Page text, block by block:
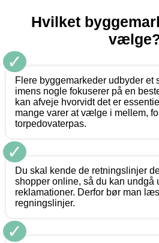
Hvilket
✓
Flere byggemarkeder udbyder et
imens nogle fokuserer på en
kan afveje hvorvidt det er
mange varer at vælge i mellem,
torpedovaterpas.
✓
Du skal kende de retningslinjer
shopper online, så du kan undgå
reklamationer. Derfor bør man
regningslinjer.
✓